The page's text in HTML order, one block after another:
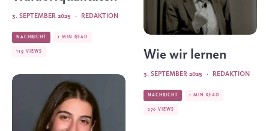
REDAKTION
·
3. SEPTEMBER 2025
NACHRICHT 1 MIN READ
119 VIEWS Wie wir lernen
REDAKTION
·
3. SEPTEMBER 2025
NACHRICHT 1 MIN READ
270 VIEWS